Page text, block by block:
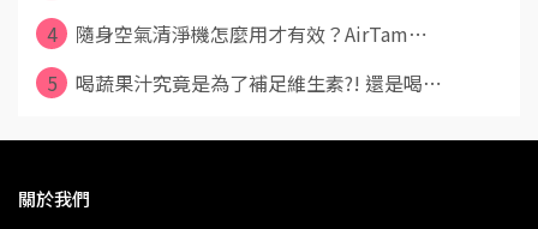
4
隨身空氣清淨機怎麼用才有效？AirTam⋯
5
喝蔬果汁究竟是為了補足維生素?! 還是喝⋯
關於我們